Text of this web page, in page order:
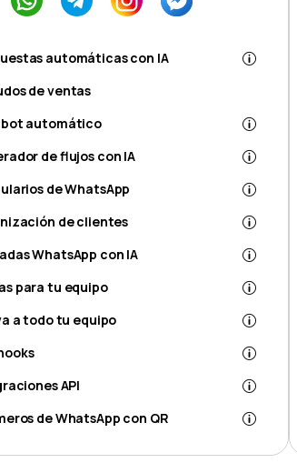
automáticas con IA
de ventas
automático
de flujos con IA
de WhatsApp
de clientes
WhatsApp con IA
para tu equipo
a todo tu equipo
API
de WhatsApp con QR